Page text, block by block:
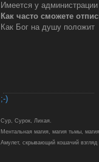
Имеется у администрации
Как часто сможете
Как Бог на душу положит
;-)
Сур, Сурок, Лихая.
Ментальная магия, магия тьмы,
Амулет, скрывающий кошачий взгляд